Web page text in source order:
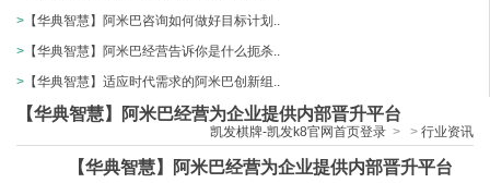
> 【华典智慧】阿米巴咨询如何做好目标计划..
> 【华典智慧】阿米巴经营告诉你是什么扼杀..
> 【华典智慧】适应时代需求的阿米巴创新组..
【华典智慧】阿米巴经营为企业提供内部晋升平台
凯发棋牌-凯发k8官网首页登录 > > 行业资讯
【华典智慧】阿米巴经营为企业提供内部晋升平台